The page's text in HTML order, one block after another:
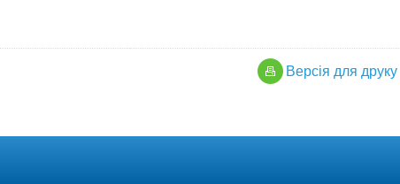
Версiя для друку